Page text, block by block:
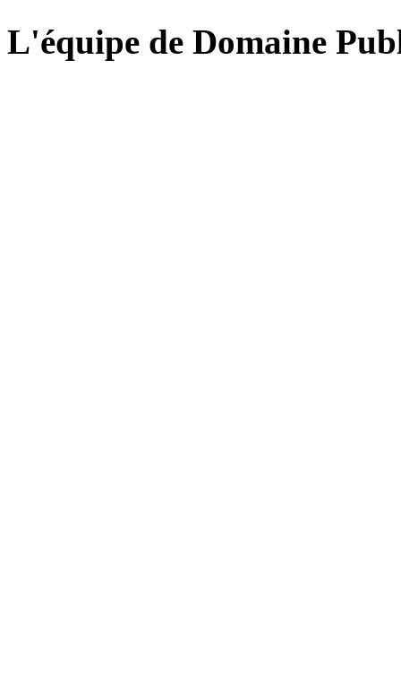
L'équipe de Domaine